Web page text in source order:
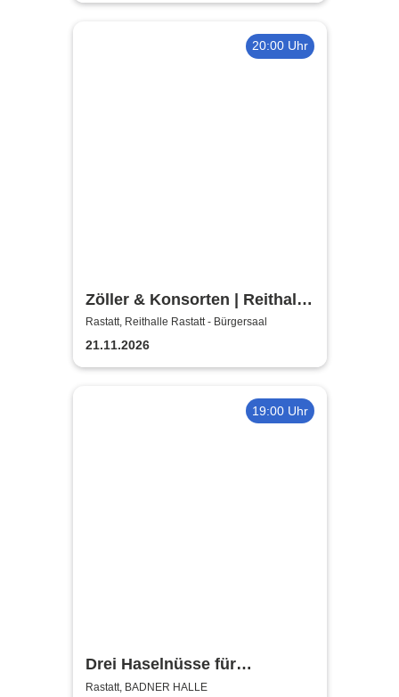
20:00 Uhr
Zöller & Konsorten | Reithalle
Rastatt - Bürgersaal
Rastatt, Reithalle Rastatt - Bürgersaal
21.11.2026
19:00 Uhr
Drei Haselnüsse für
Aschenbrödel - Das Musical
Rastatt, BADNER HALLE